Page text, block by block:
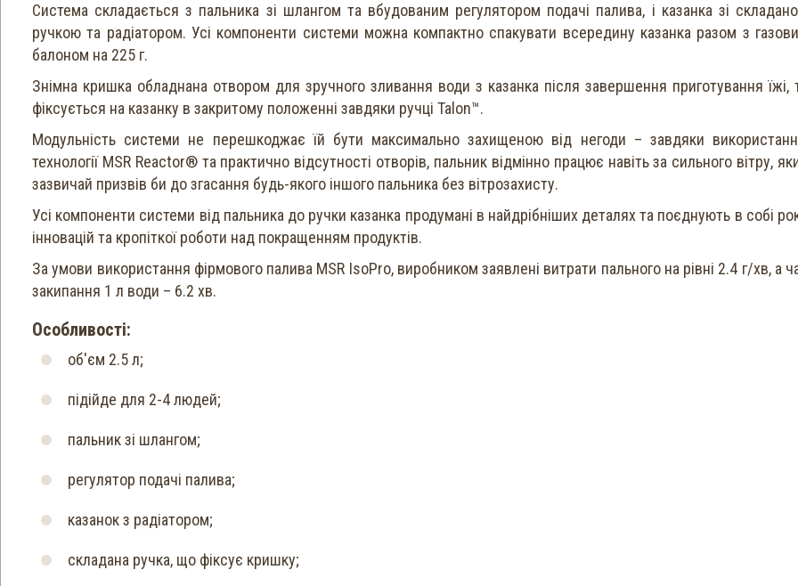
Система складається з пальника зі шлангом та вбудованим регулятором подачі палива, і казанка зі
ручкою та радіатором. Усі компоненти системи можна компактно спакувати всередину казанка разом з
балоном на 225 г.
Знімна кришка обладнана отвором для зручного зливання води з казанка після завершення приготування їжі,
фіксується на казанку в закритому положенні завдяки ручці Talon™.
Модульність системи не перешкоджає їй бути максимально захищеною від негоди – завдяки
технології MSR Reactor® та практично відсутності отворів, пальник відмінно працює навіть за сильного вітру,
зазвичай призвів би до згасання будь-якого іншого пальника без вітрозахисту.
Усі компоненти системи від пальника до ручки казанка продумані в найдрібніших деталях та поєднують в собі
інновацій та кропіткої роботи над покращенням продуктів.
За умови використання фірмового палива MSR IsoPro, виробником заявлені витрати пального на рівні 2.4 г/хв, а
закипання 1 л води – 6.2 хв.
Особливості:
об'єм 2.5 л;
підійде для 2-4 людей;
пальник зі шлангом;
регулятор подачі палива;
казанок з радіатором;
складана ручка, що фіксує кришку;